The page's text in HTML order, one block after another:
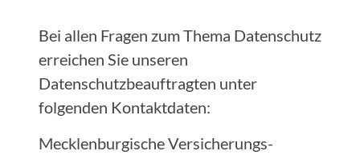
Bei allen Fragen zum Thema Datenschutz
erreichen Sie unseren
Datenschutzbeauftragten unter
folgenden Kontaktdaten:
Mecklenburgische Versicherungs-